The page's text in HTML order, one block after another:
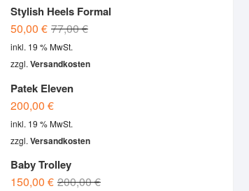
Stylish Heels Formal
77,00€Original
was:
50,00 €
Current
is:
inkl. 19 % MwSt.
zzgl. Versandkosten
Patek Eleven
200,00 €
inkl. 19 % MwSt.
zzgl. Versandkosten
Baby Trolley
200,00€Original
150,00 €
Current